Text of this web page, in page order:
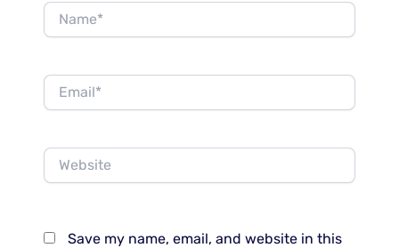
Name*
Email*
Website
Save my name, email, and website in this